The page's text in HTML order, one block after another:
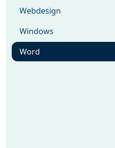
Webdesign
Windows
Word